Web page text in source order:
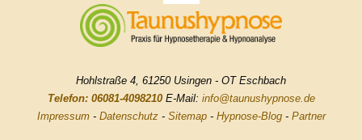
Hohlstraße 4, 61250 Usingen - OT Eschbach
Telefon: 06081-4098210E-Mail: info@taunushypnose.de
Impressum- Datenschutz- Sitemap- Hypnose-Blog- Partner